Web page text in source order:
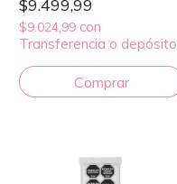
$9.499,99
$9.024,99 con
Transferencia o depósito